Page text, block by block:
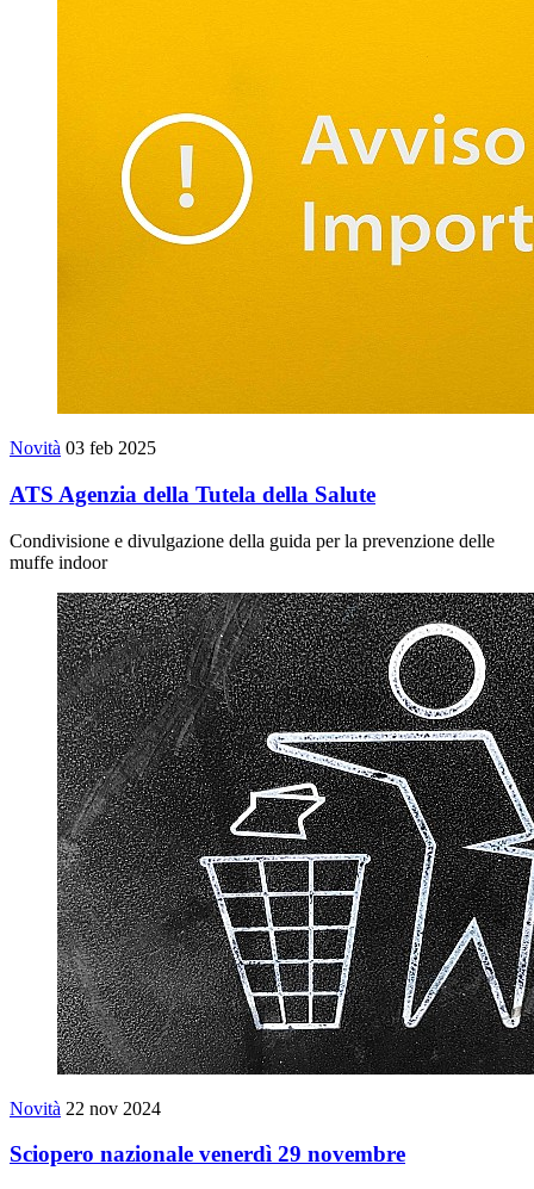
Novità 03 feb 2025
ATS Agenzia della Tutela della Salute
Condivisione e divulgazione della guida per la prevenzione delle
muffe indoor
Novità 22 nov 2024
Sciopero nazionale venerdì 29 novembre